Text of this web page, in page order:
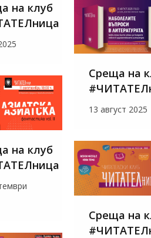
на клуб
Среща на
13 август 2025
на клуб
Среща на